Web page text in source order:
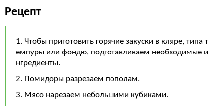
Рецепт
1. Чтобы приготовить горячие закуски в кляре, типа т
емпуры или фондю, подготавливаем необходимые и
нгредиенты.
2. Помидоры разрезаем пополам.
3. Мясо нарезаем небольшими кубиками.